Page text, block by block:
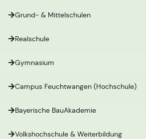
Grund- & Mittelschulen
Realschule
Gymnasium
Campus Feuchtwangen (Hochschule)
Bayerische BauAkademie
Volkshochschule & Weiterbildung